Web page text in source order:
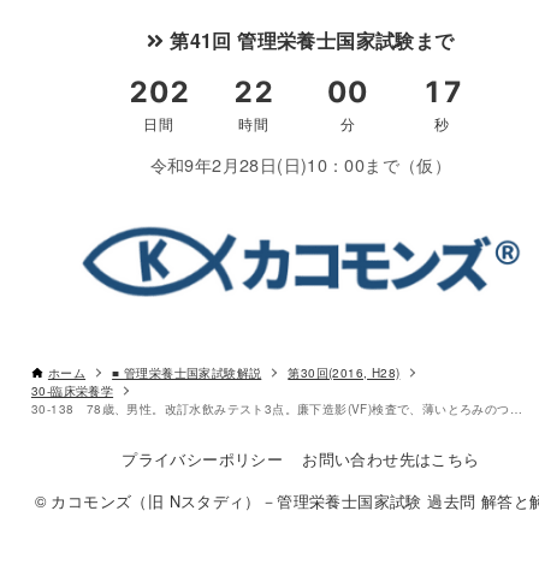
な判断要素
臨床栄養学
解説付き60問を見る（PDF・500円）
第41回 管理栄養士国家試験まで
令和9年2月28日(日)10：00まで（仮）
ホーム ■ 管理栄養士国家試験解説
第30回(2016, H28)
30-臨床栄養学
プライバシーポリシー
お問い合わせ先はこちら
© カコモンズ（旧 Nスタディ）－管理栄養士国家試験 過去問 解答と